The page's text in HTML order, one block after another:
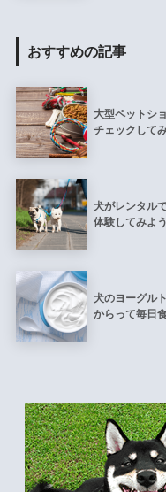
おすすめの記事
大型ペットシ
チェックして
犬がレンタル
体験してみよう
犬のヨーグル
からって毎日